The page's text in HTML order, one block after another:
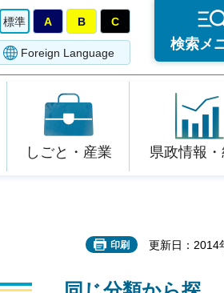
標準 A B C
Foreign Language
検索メ
しごと・産業 県政情報
印刷 更新日：2014